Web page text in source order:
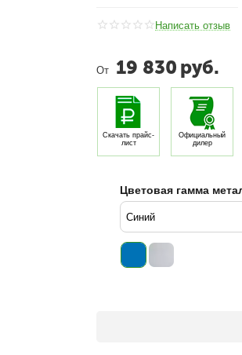
Написать отзыв
От 19 830 руб.
Скачать прайс-
лист
Официальный
дилер
Цветовая гамма